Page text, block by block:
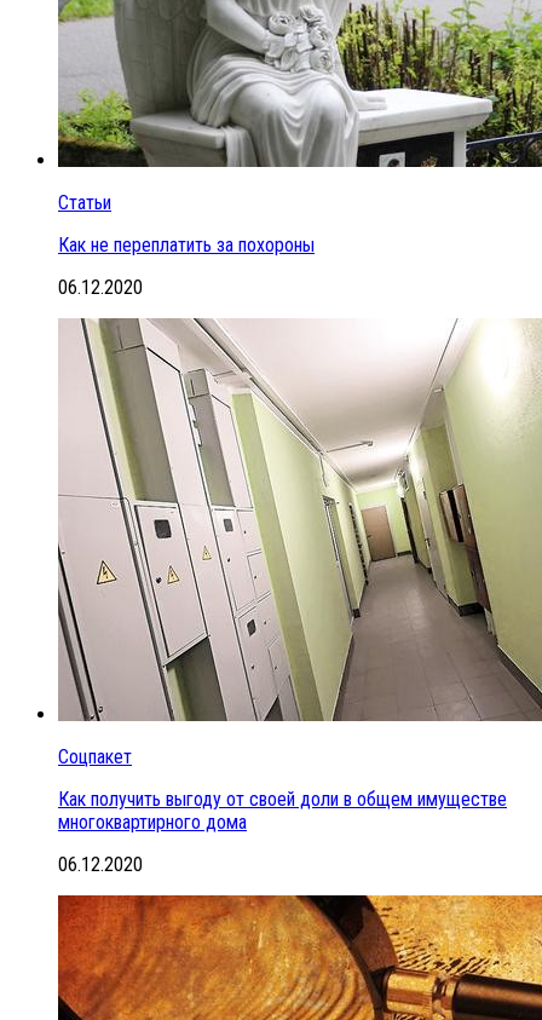
Статьи
Как не переплатить за похороны
06.12.2020
Соцпакет
Как получить выгоду от своей доли в общем имуществе
многоквартирного дома
06.12.2020